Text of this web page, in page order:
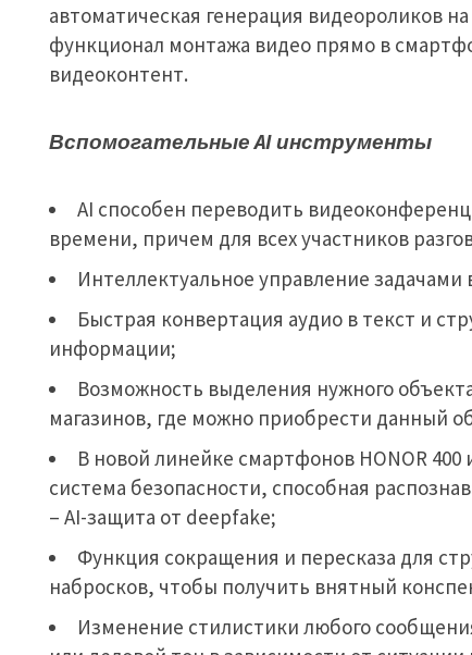
автоматическая генерация видеороликов
функционал монтажа видео прямо в
видеоконтент.
Вспомогательные AIинструменты
AI способен переводить
времени, причем для всех участников
Интеллектуальное управление
Быстрая конвертация аудио в текст и
информации;
Возможность выделения нужного
магазинов, где можно приобрести данный
В новой линейке смартфонов HONOR
система безопасности, способная
– AI-защита от deepfake;
Функция сокращения и пересказа для
набросков, чтобы получить внятный
Изменение стилистики любого